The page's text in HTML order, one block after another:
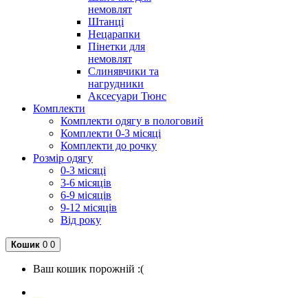
немовлят
Штанці
Нецарапки
Пінетки для
немовлят
Слинявчики та
нагрудники
Аксесуари Тюнс
Комплекти
Комплекти одягу в пологовий
Комплекти 0-3 місяці
Комплекти до рочку
Розмір одягу
0-3 місяці
3-6 місяців
6-9 місяців
9-12 місяців
Від року
Кошик 0 0
Ваш кошик порожній :(